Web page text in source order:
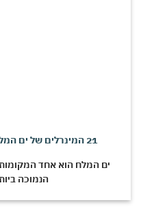
ים המלח הוא אחד המקומות
הנמוכה ביותר